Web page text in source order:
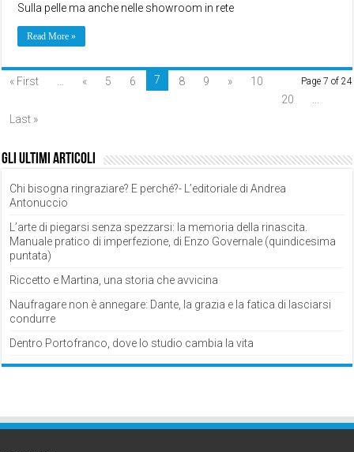
Sulla pelle ma anche nelle showroom in rete
Read More »
Page 7 of 24
« First « 5 6 7 8 9 »
10
20
Last »
Gli ultimi articoli
Chi bisogna ringraziare? E perché?- L’editoriale di Andrea
Antonuccio
L’arte di piegarsi senza spezzarsi: la memoria della rinascita.
Manuale pratico di imperfezione, di Enzo Governale (quindicesima
puntata)
Riccetto e Martina, una storia che avvicina
Naufragare non è annegare: Dante, la grazia e la fatica di lasciarsi
condurre
Dentro Portofranco, dove lo studio cambia la vita